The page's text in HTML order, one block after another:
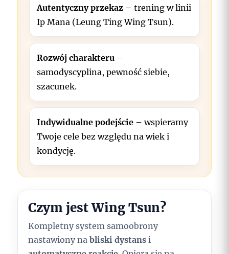
Autentyczny przekaz – trening w linii
Ip Mana (Leung Ting Wing Tsun).
Rozwój charakteru –
samodyscyplina, pewność siebie,
szacunek.
Indywidualne podejście – wspieramy
Twoje cele bez względu na wiek i
kondycję.
Czym jest Wing Tsun?
Kompletny system samoobrony
nastawiony nabliski dystans i